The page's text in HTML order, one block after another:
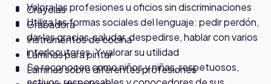
Valora las profesiones u oficios sin discriminaciones
Utiliza las formas sociales del lenguaje: pedir perdón,
dar las gracias, saludar, despedirse, hablar con varios
interlocutores. Y valorar su utilidad
Se reconocen como niños y niñas, respetuosos,
Crayolas
Grabadora
Instrumentos de cocina
Láminas para pintar
Laminas sobre diferentes profesiones